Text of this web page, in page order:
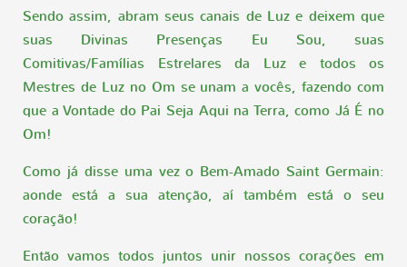
Sendo assim, abram seus canais de Luz e deixem que
suas Divinas Presenças Eu Sou, suas
Comitivas/Famílias Estrelares da Luz e todos os
Mestres de Luz no Om se unam a vocês, fazendo com
que a Vontade do Pai Seja Aqui na Terra, como Já É no
Om!
Como já disse uma vez o Bem-Amado Saint Germain:
aonde está a sua atenção, aí também está o seu
coração!
Então vamos todos juntos unir nossos corações em